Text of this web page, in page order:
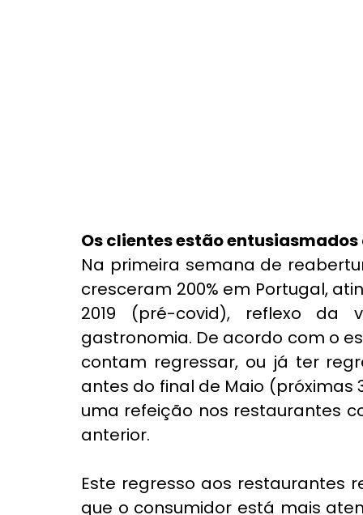
Os clientes estão
Na primeira semana de
cresceram 200% em Portugal,
2019 (pré-covid), reflexo
gastronomia. De acordo com o
contam regressar, ou já ter
antes do final de Maio (próximas
uma refeição nos restaurantes
anterior.
Este regresso aos restaurantes
que o consumidor está mais